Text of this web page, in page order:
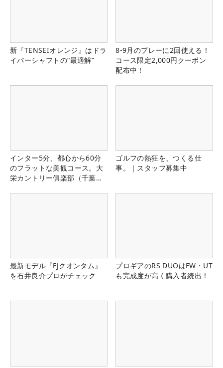
新『TENSEIオレンジ』はドラ
イバーシャフトの“最適解”
8-9月のプレーに2回使える！
コース限定2,000円クーポン
配布中！
インター5分、都心から60分
のフラットな美観コース。大
栄カントリー俱楽部（千葉
ゴルフの熱狂を、つくる仕
事。｜スタッフ募集中
最新モデル『FJクオンタム』
を石井良介プロがチェック
プロギアのRS DUOはFW・UT
も完成度が高く購入者続出！